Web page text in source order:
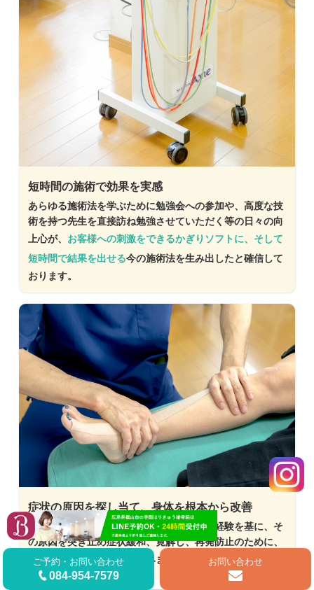
ご予約・お問い合わせ
084-954-7579
お問い合わせ
短時間の施術で効果を実感
あらゆる施術法を学ぶために勉強会への参加や、高度な技
術を持つ先生を直接訪ね勉強させていただく等の日々の向
上心が、 お客様への刺激をできるかぎりソフトに、そして
短時間で結果を出せる今の施術法を生み出したと確信して
おります。
症状の原因を探し当て、身体を根本から改善
長年お客様の痛みや症状と寄り添ってきた経験を基に、そ
の原因を突き止め症状緩和、寛解し、再発防止のために、
その。根元からの改善 を試みます。